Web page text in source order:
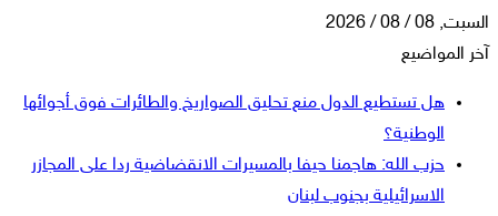
السبت, 08 / 08 / 2026
آخر المواضيع
هل تستطيع الدول منع تحليق الصواريخ والطائرات فوق أجوائها
الوطنية؟
حزب الله: هاجمنا حيفا بالمسيرات الانقضاضية ردا على المجازر
الاسرائيلية بجنوب لبنان